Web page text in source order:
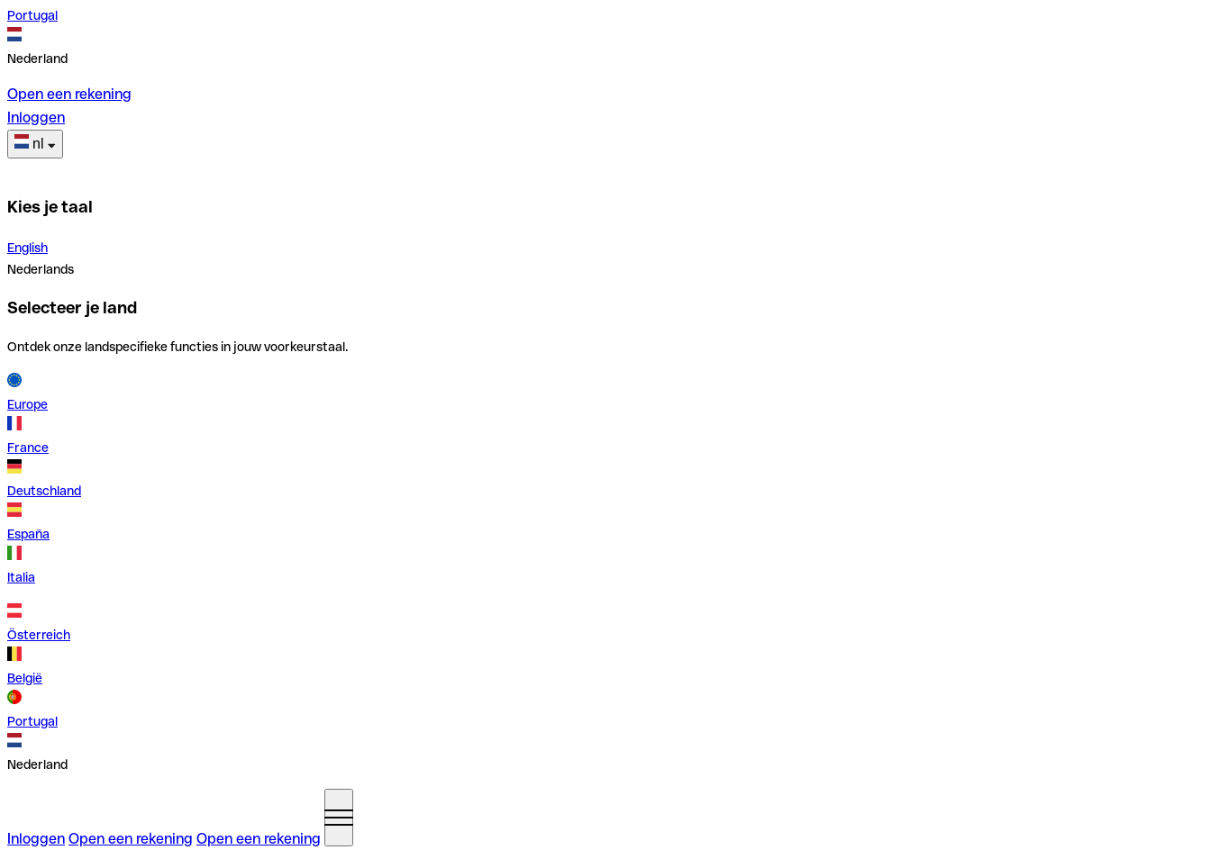
Portugal
Nederland
Open een rekening
Inloggen
nl
Kies je taal
English
Nederlands
Selecteer je land
Ontdek onze landspecifieke functies in jouw voorkeurstaal.
Europe
France
Deutschland
España
Italia
Österreich
België
Portugal
Nederland
Inloggen Open een rekening Open een rekening